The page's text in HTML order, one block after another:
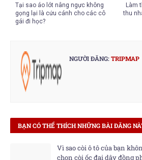
Làm
thu
Tại sao áo lót nâng ngực không
gọng lại là cứu cánh cho các cô
gái đi học?
NGƯỜI ĐĂNG:TRIPMAP
BẠN CÓ THỂ THÍCH NHỮNG BÀI ĐĂNG
Vì sao còi ô tô của bạn
chọn còi ốc đại dây đồng